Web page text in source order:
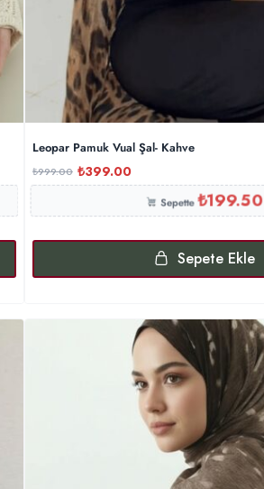
Leopar Pamuk Vual Şal- Kahve
₺999.00 ₺399.00
Sepette₺199.50
Sepete Ekle